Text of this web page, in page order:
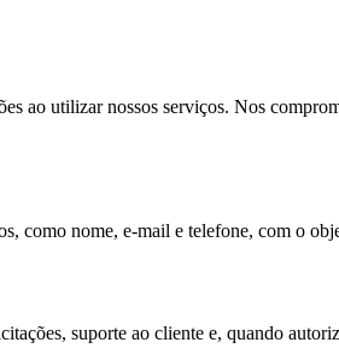
ao utilizar nossos serviços. Nos
como nome, e-mail e telefone, com o
suporte ao cliente e, quando